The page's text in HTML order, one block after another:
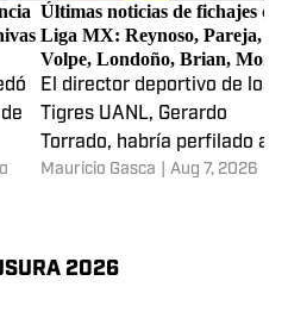
Últimas noticias de fichajes de
Liga MX: Reynoso, Pareja, La
Volpe, Londoño, Brian, Mora,
Campaz, Osorio y más
El director deportivo de los
Tigres UANL, Gerardo
Torrado, habría perfilado al
técnico peruano Juan
Mauricio Gasca Aug 7, 2026
2026